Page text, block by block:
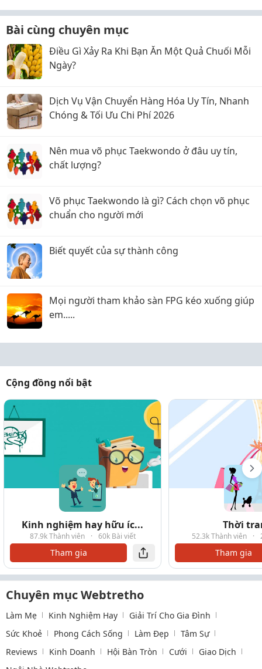
Bài cùng chuyên mục
Điều Gì Xảy Ra Khi Bạn Ăn Một Quả Chuối Mỗi
Ngày?
Dịch Vụ Vận Chuyển Hàng Hóa Uy Tín, Nhanh
Chóng & Tối Ưu Chi Phí 2026
Nên mua võ phục Taekwondo ở đâu uy tín,
chất lượng?
Võ phục Taekwondo là gì? Cách chọn võ phục
chuẩn cho người mới
Biết quyết của sự thành công
Mọi người tham khảo sàn FPG kéo xuống giúp
em.....
Cộng đồng nổi bật
Kinh nghiệm hay hữu íc...
87.9k Thành viên · 60k Bài viết
Tham gia
Thời
52.3k Thành viên ·
Tham gia
Chuyên mục Webtretho
Làm Mẹ Kinh Nghiệm Hay
Giải Trí Cho Gia Đình
Sức Khoẻ
Phong Cách Sống Làm Đẹp
Tâm Sự
Reviews
Kinh Doanh Hội Bàn Tròn Cưới
Giao Dịch